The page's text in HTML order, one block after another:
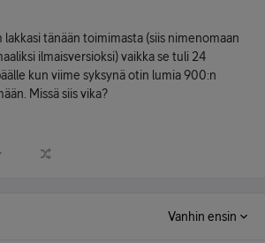
tänään toimimasta (siis nimenomaan
ilmaisversioksi) vaikka se tuli 24
kun viime syksynä otin lumia 900:n
Missä siis vika?
Vanhin ensin